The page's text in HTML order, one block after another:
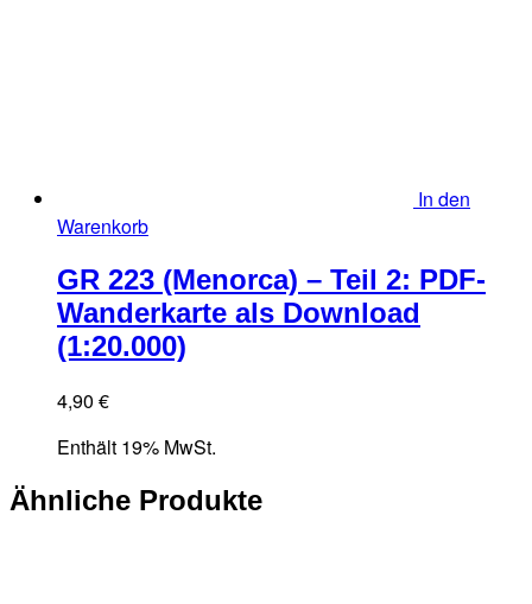
In den
Warenkorb
GR 223 (Menorca) – Teil 2: PDF-
Wanderkarte als Download
(1:20.000)
4,90 €
Enthält 19% MwSt.
Ähnliche Produkte